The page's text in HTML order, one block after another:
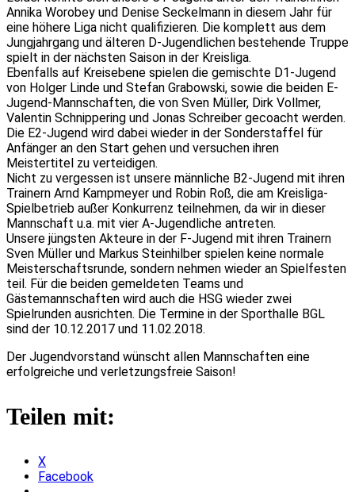
Annika Worobey und Denise Seckelmann in diesem Jahr für
eine höhere Liga nicht qualifizieren. Die komplett aus dem
Jungjahrgang und älteren D-Jugendlichen bestehende Truppe
spielt in der nächsten Saison in der Kreisliga.
Ebenfalls auf Kreisebene spielen die gemischte D1-Jugend
von Holger Linde und Stefan Grabowski, sowie die beiden E-
Jugend-Mannschaften, die von Sven Müller, Dirk Vollmer,
Valentin Schnippering und Jonas Schreiber gecoacht werden.
Die E2-Jugend wird dabei wieder in der Sonderstaffel für
Anfänger an den Start gehen und versuchen ihren
Meistertitel zu verteidigen.
Nicht zu vergessen ist unsere männliche B2-Jugend mit ihren
Trainern Arnd Kampmeyer und Robin Roß, die am Kreisliga-
Spielbetrieb außer Konkurrenz teilnehmen, da wir in dieser
Mannschaft u.a. mit vier A-Jugendliche antreten.
Unsere jüngsten Akteure in der F-Jugend mit ihren Trainern
Sven Müller und Markus Steinhilber spielen keine normale
Meisterschaftsrunde, sondern nehmen wieder an Spielfesten
teil. Für die beiden gemeldeten Teams und
Gästemannschaften wird auch die HSG wieder zwei
Spielrunden ausrichten. Die Termine in der Sporthalle BGL
sind der 10.12.2017 und 11.02.2018.
Der Jugendvorstand wünscht allen Mannschaften eine
erfolgreiche und verletzungsfreie Saison!
Teilen mit:
X
Facebook